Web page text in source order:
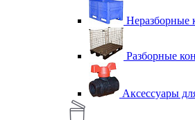
Неразборные
Разборные
Аксессуары